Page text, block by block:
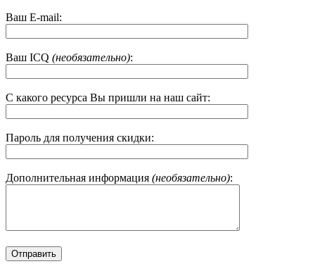
Ваш E-mail:
Ваш ICQ (необязательно):
С какого ресурса Вы пришли на наш сайт:
Пароль для получения скидки:
Дополнительная информация (необязательно):